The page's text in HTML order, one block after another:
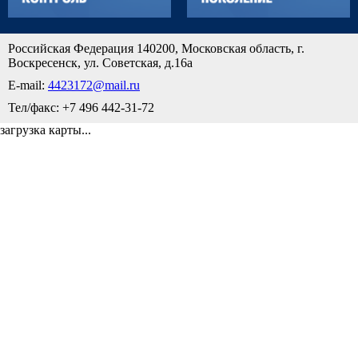
Российская Федерация 140200, Московская область, г.
Воскресенск, ул. Советская, д.16а
E-mail: 4423172@mail.ru
Тел/факс: +7 496 442-31-72
загрузка карты...